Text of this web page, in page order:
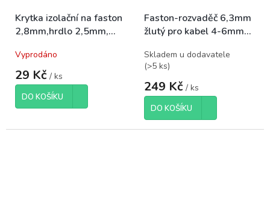
Krytka izolační na faston
2,8mm,hrdlo 2,5mm,
Vyprodáno
29 Kč / ks
DO KOŠÍKU
Faston-rozvaděč 6,3mm
žlutý pro kabel 4-6mm2,
Skladem u dodavatele
(>5 ks)
249 Kč / ks
DO KOŠÍKU